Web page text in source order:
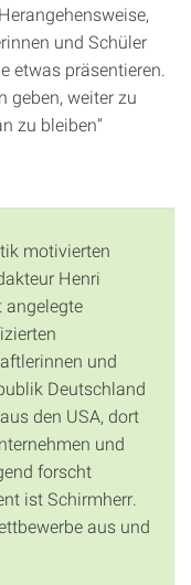
und Schüler
etwas präsentieren.
geben, weiter zu
zu bleiben“
motivierten
Henri
angelegte
und
Deutschland
den USA, dort
und
forscht
ist Schirmherr.
aus und